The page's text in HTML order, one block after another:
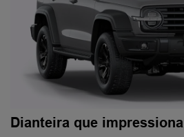
Dianteira que impressiona